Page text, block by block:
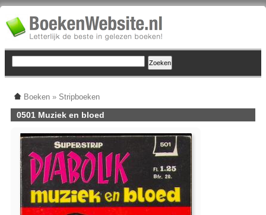
Boeken » Stripboeken
0501 Muziek en bloed